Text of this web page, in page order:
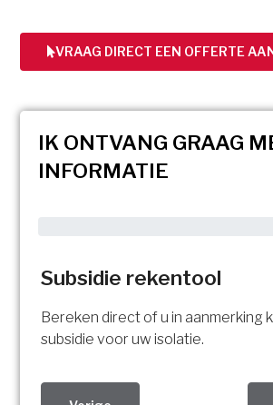
VRAAG DIRECT EEN OFFERTE
IK ONTVANG GRAAG
INFORMATIE
Subsidie rekentool
Bereken direct of u in aanmerking
subsidie voor uw isolatie.